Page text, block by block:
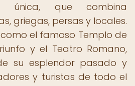
única, que combina
griegas, persas y locales.
el famoso Templo de
y el Teatro Romano,
su esplendor pasado y
y turistas de todo el